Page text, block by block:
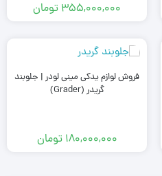
355,000,000 تومان
فروش لوازم یدکی مینی لودر | جلوبند
گریدر (Grader)
180,000,000 تومان